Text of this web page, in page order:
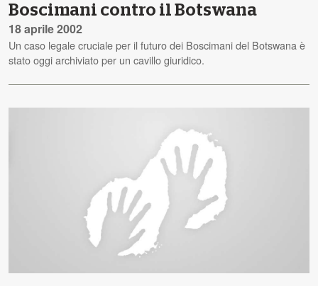
Boscimani contro il Botswana
18 aprile 2002
Un caso legale cruciale per il futuro dei Boscimani del Botswana è
stato oggi archiviato per un cavillo giuridico.